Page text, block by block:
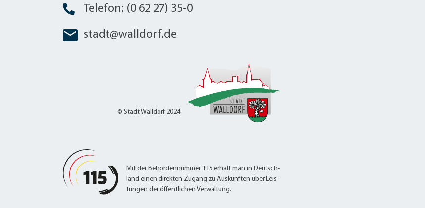
Telefon: (0 62 27) 35-0
stadt@walldorf.de
© Stadt Walldorf 2024
Mit der Behördennummer 115 erhält man in Deutsch-
land einen direkten Zugang zu Auskünften über Leis-
tungen der öffentlichen Verwaltung.